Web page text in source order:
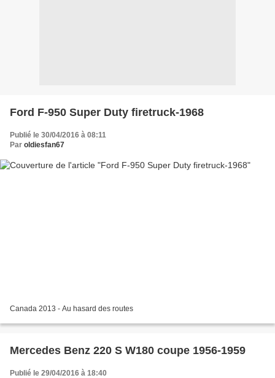
Ford F-950 Super Duty firetruck-1968
Publié le 30/04/2016 à 08:11
Par oldiesfan67
Canada 2013 - Au hasard des routes
Mercedes Benz 220 S W180 coupe 1956-1959
Publié le 29/04/2016 à 18:40